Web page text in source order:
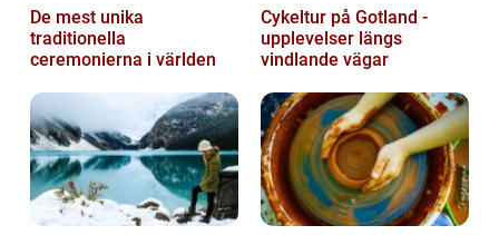
De mest unika
traditionella
ceremonierna i världen
Cykeltur på Gotland -
upplevelser längs
vindlande vägar